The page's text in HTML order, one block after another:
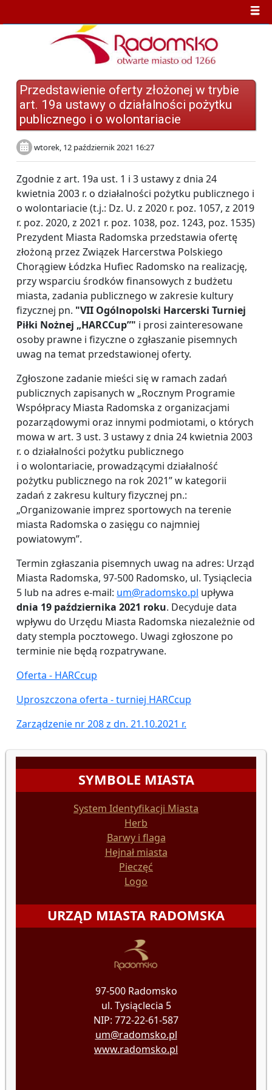
Przedstawienie oferty złożonej w trybie
art. 19a ustawy o działalności pożytku
publicznego i o wolontariacie
wtorek, 12 październik 2021 16:27
Zgodnie z art. 19a ust. 1 i 3 ustawy z dnia 24
kwietnia 2003 r. o działalności pożytku publicznego i
o wolontariacie (t.j.: Dz. U. z 2020 r. poz. 1057, z 2019
r. poz. 2020, z 2021 r. poz. 1038, poz. 1243, poz. 1535)
Prezydent Miasta Radomska przedstawia ofertę
złożoną przez Związek Harcerstwa Polskiego
Chorągiew Łódzka Hufiec Radomsko na realizację,
przy wsparciu środków finansowych z budżetu
miasta, zadania publicznego w zakresie kultury
fizycznej pn. "VII Ogólnopolski Harcerski Turniej
Piłki Nożnej „HARCCup”" i prosi zainteresowane
osoby prawne i fizyczne o zgłaszanie pisemnych
uwag na temat przedstawionej oferty.
Zgłoszone zadanie mieści się w ramach zadań
publicznych zapisanych w „Rocznym Programie
Współpracy Miasta Radomska z organizacjami
pozarządowymi oraz innymi podmiotami, o których
mowa w art. 3 ust. 3 ustawy z dnia 24 kwietnia 2003
r. o działalności pożytku publicznego
i o wolontariacie, prowadzącymi działalność
pożytku publicznego na rok 2021” w kategorii
zadań z zakresu kultury fizycznej pn.:
„Organizowanie imprez sportowych na terenie
miasta Radomska o zasięgu co najmniej
powiatowym”.
Termin zgłaszania pisemnych uwag na adres: Urząd
Miasta Radomska, 97-500 Radomsko, ul. Tysiąclecia
5 lub na adres e-mail: um@radomsko.pl upływa
dnia 19 października 2021 roku. Decyduje data
wpływu do Urzędu Miasta Radomska niezależnie od
daty stempla pocztowego. Uwagi zgłoszone po
terminie nie będą rozpatrywane.
Oferta - HARCcup
Uproszczona oferta - turniej HARCcup
Zarządzenie nr 208 z dn. 21.10.2021 r.
SYMBOLE MIASTA
System Identyfikacji Miasta
Herb
Barwy i flaga
Hejnał miasta
Pieczęć
Logo
URZĄD MIASTA RADOMSKA
97-500 Radomsko
ul. Tysiąclecia 5
NIP: 772-22-61-587
um@radomsko.pl
www.radomsko.pl